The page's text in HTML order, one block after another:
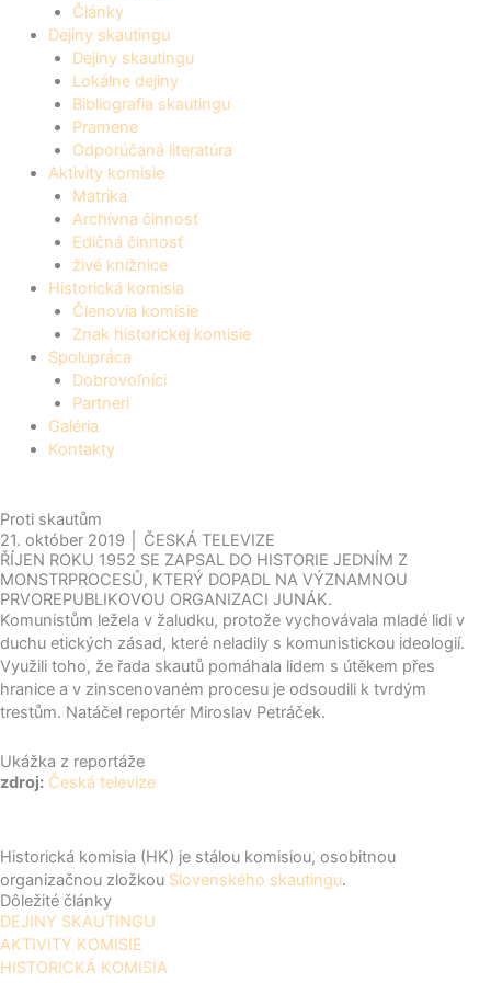
Články
Dejiny skautingu
Dejiny skautingu
Lokálne dejiny
Bibliografia skautingu
Pramene
Odporúčaná literatúra
Aktivity komisie
Matrika
Archívna činnosť
Edičná činnosť
živé knižnice
Historická komisia
Členovia komisie
Znak historickej komisie
Spolupráca
Dobrovoľníci
Partneri
Galéria
Kontakty
Proti skautům
21. október 2019 │ ČESKÁ TELEVIZE
ŘÍJEN ROKU 1952 SE ZAPSAL DO HISTORIE JEDNÍM Z
MONSTRPROCESŮ, KTERÝ DOPADL NA VÝZNAMNOU
PRVOREPUBLIKOVOU ORGANIZACI JUNÁK.
Komunistům ležela v žaludku, protože vychovávala mladé lidi v
duchu etických zásad, které neladily s komunistickou ideologií.
Využili toho, že řada skautů pomáhala lidem s útěkem přes
hranice a v zinscenovaném procesu je odsoudili k tvrdým
trestům. Natáčel reportér Miroslav Petráček.
Ukážka z reportáže
zdroj: Česká televize
Historická komisia (HK) je stálou komisiou, osobitnou
organizačnou zložkou Slovenského skautingu.
Dôležité články
DEJINY SKAUTINGU
AKTIVITY KOMISIE
HISTORICKÁ KOMISIA